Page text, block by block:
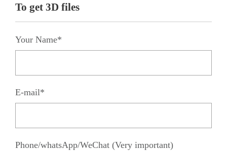
To get 3D files
Your Name*
E-mail*
Phone/whatsApp/WeChat (Very important)